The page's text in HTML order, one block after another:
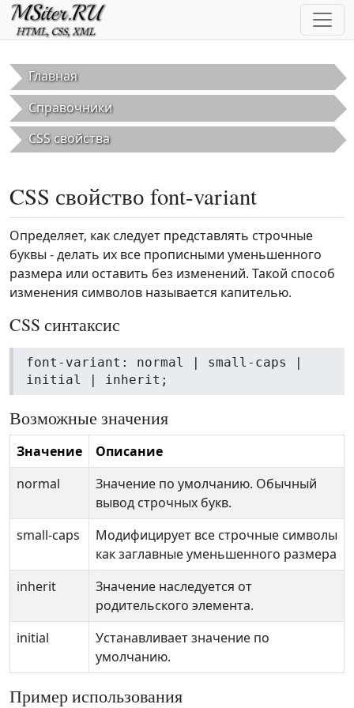
Перейти к основному содержанию
Главная
Справочники
CSS свойства
CSS свойство font-variant
Определяет, как следует представлять строчные
буквы - делать их все прописными уменьшенного
размера или оставить без изменений. Такой способ
изменения символов называется капителью.
CSS синтаксис
font-variant: normal | small-caps |
initial | inherit;
Возможные значения
Значение
Описание
normal
Значение по умолчанию. Обычный
вывод строчных букв.
small-caps
Модифицирует все строчные символы
как заглавные уменьшенного размера
inherit
Значение наследуется от
родительского элемента.
initial
Устанавливает значение по
умолчанию.
Пример использования